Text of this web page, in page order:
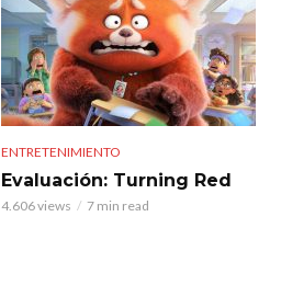
ENTRETENIMIENTO
Evaluación: Turning Red
4.606 views 7 min read